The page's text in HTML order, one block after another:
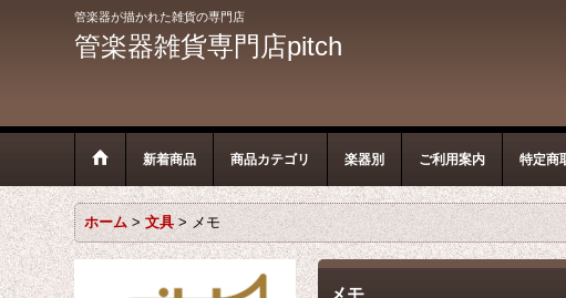
管楽器が描かれた雑貨の専門店
管楽器雑貨専門店pitch
新着商品 商品カテゴリ 楽器別 ご利用案内 特定商
ホーム > 文具 > メモ
メモ